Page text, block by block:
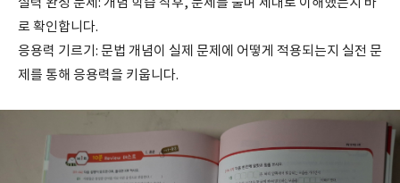
실력 완성 문제: 개념 학습 직후, 문제를 풀며 제대로 이해했는지 바
로 확인합니다.
응용력 기르기: 문법 개념이 실제 문제에 어떻게 적용되는지 실전 문
제를 통해 응용력을 키웁니다.